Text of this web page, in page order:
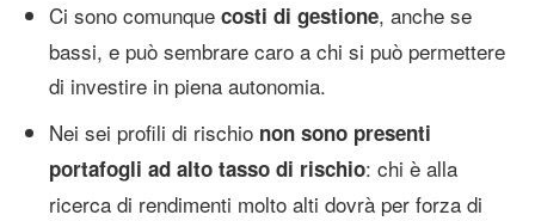
Ci sono comunque costi di gestione, anche se
bassi, e può sembrare caro a chi si può permettere
di investire in piena autonomia.
Nei sei profili di rischio non sono presenti
portafogli ad alto tasso di rischio: chi è alla
ricerca di rendimenti molto alti dovrà per forza di